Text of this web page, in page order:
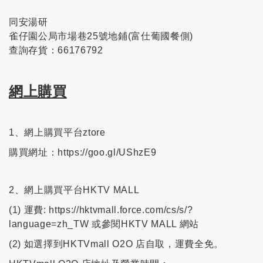
同安湯研
雀仔園公局市場巷25號地鋪(富仕葡國餐側)
查詢存貨：66176792
網上購買
1、網上購買平台ztore
購買網址： https://goo.gl/UShzE9
2、網上購買平台HKTV MALL
(1) 運費: https://hktvmall.force.com/cs/s/?
language=zh_TW 或參閱HKTV MALL 網站
(2) 如選擇到HKTVmall O2O 店自取，運費全免。